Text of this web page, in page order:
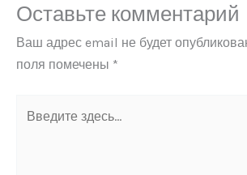
Оставьте комментарий
Ваш адрес email не будет
поля помечены *
здесь...